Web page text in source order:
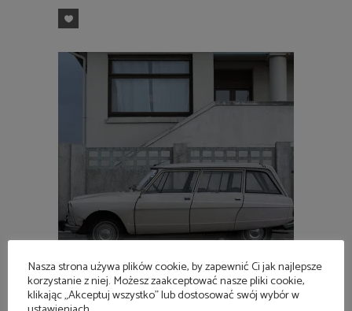
SZYBKI PODGLĄD
Nasza strona używa plików cookie, by zapewnić Ci jak najlepsze
korzystanie z niej. Możesz zaakceptować nasze pliki cookie,
klikając „Akceptuj wszystko” lub dostosować swój wybór w